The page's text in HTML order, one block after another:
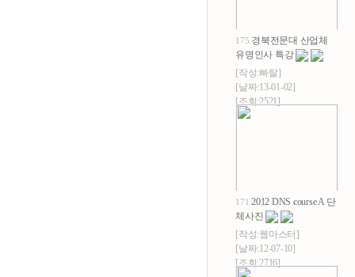
175 경북전문대 산업체
유명인사 특강
[작성:빠탈]
[날짜:13-01-02]
[조회:2521]
171 2012 DNS course A 단
체사진
[작성:웹마스터]
[날짜:12-07-10]
[조회:2716]